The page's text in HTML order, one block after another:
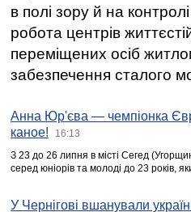
в полі зору й на
робота центрів
переміщених осіб
забезпечення сталого
Анна Юр'єва — чемпіонка
каное!
16:13
З 23 до 26 липня в місті Сегед
серед юніорів та молоді до 23 років,
У Чернігові вшанували